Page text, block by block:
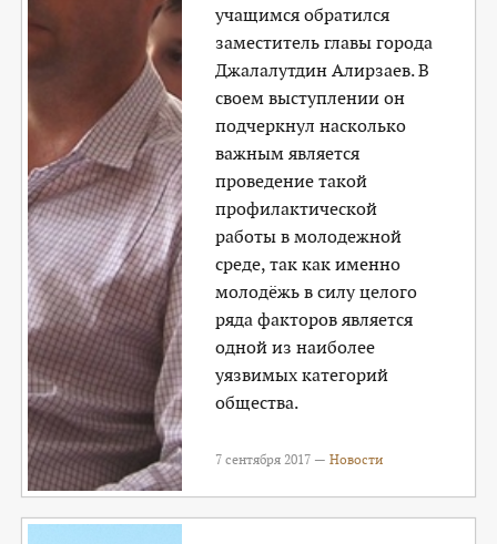
учащимся обратился
заместитель главы города
Джалалутдин Алирзаев. В
своем выступлении он
подчеркнул насколько
важным является
проведение такой
профилактической
работы в молодежной
среде, так как именно
молодёжь в силу целого
ряда факторов является
одной из наиболее
уязвимых категорий
общества.
7 сентября 2017 —Новости